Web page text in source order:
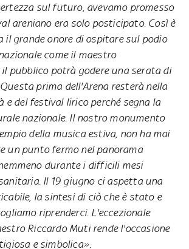
sul futuro, avevamo promesso
areniano era solo posticipato. Così è
il grande onore di ospitare sul podio
come il maestro
pubblico potrà godere una serata di
prima dell'Arena resterà nella
del festival lirico perché segna la
nazionale. Il nostro monumento
della musica estiva, non ha mai
un punto fermo nel panorama
durante i difficili mesi
Il 19 giugno ci aspetta una
la sintesi di ciò che è stato e
riprenderci. L'eccezionale
Riccardo Muti rende l'occasione
e simbolica»